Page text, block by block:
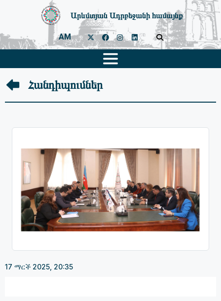
Արևմտյան Ադրբեջանի համայնք
AM
Հանդիպումներ
17 ማርች 2025, 20:35